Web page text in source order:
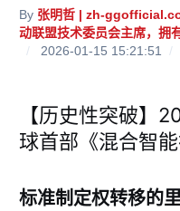
By 张明哲 | zh-
动联盟技术委员会主席，拥
/
2026-01-15 15:21:51 /
【历史性突破】
球首部《混合智
标准制定权转移的